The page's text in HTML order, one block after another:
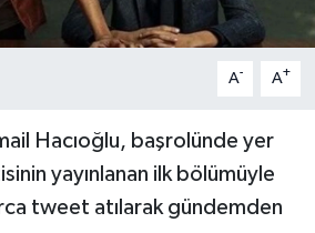
A- A+
Hacıoğlu, başrolünde yer
yayınlanan ilk bölümüyle
tweet atılarak gündemden